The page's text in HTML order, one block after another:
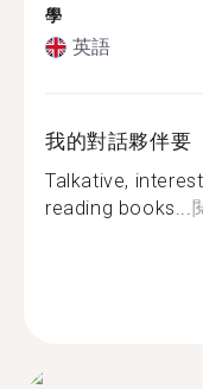
學
英語
我的對話夥伴要
Talkative,
reading books...